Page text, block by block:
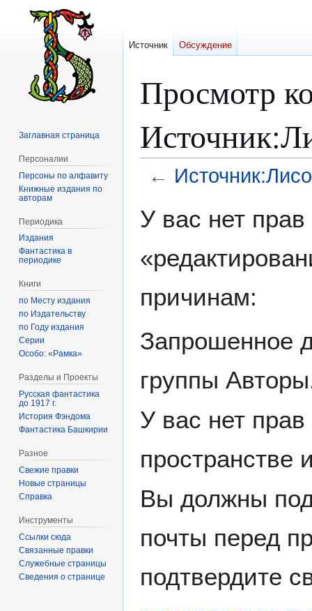
Просмотр
←
У вас нет
причинам:
Запрошенное
группы
У вас нет
пространстве
Вы должны
почты перед
подтвердите
Источник Обсуждение
Заглавная страница
Персоналии
Персоны по алфавиту
Книжные издания по
авторам
Периодика
Издания
Фантастика в
периодике
Книги
по Месту издания
по Издательству
по Году издания
Серии
Особо: «Рамка»
Разделы и Проекты
Русская фантастика
до 1917 г.
История Фэндома
Фантастика Башкирии
Разное
Свежие правки
Новые страницы
Справка
Инструменты
Ссылки сюда
Связанные правки
Служебные страницы
Сведения о странице